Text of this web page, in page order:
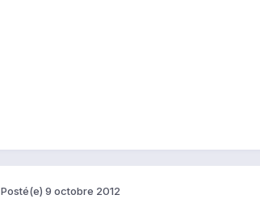
Posté(e) 9 octobre 2012